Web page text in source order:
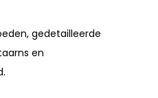
gedetailleerde
en